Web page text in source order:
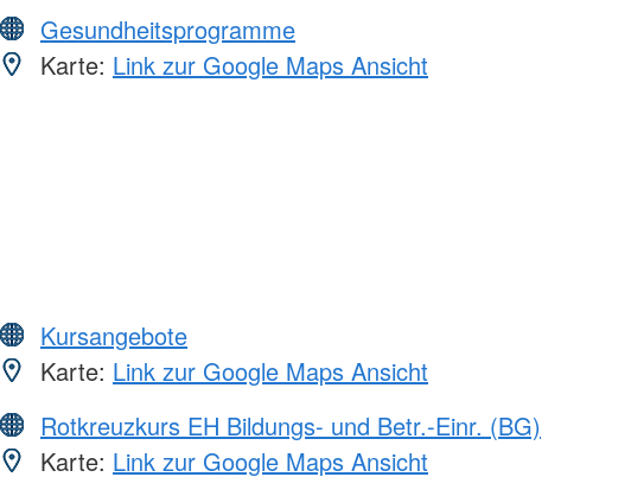
Gesundheitsprogramme
Karte: Link zur Google Maps Ansicht
Kursangebote
Karte: Link zur Google Maps Ansicht
Rotkreuzkurs EH Bildungs- und Betr.-Einr. (BG)
Karte: Link zur Google Maps Ansicht